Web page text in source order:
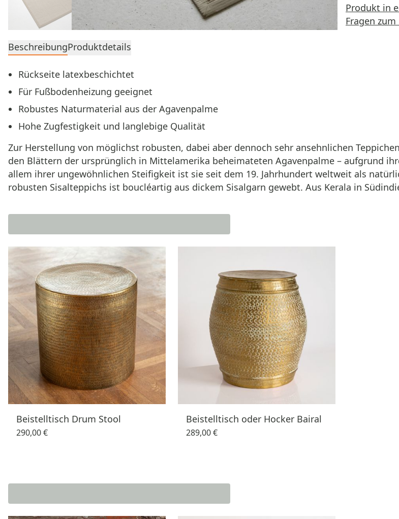
Produkt in
Fragen
BeschreibungProduktdetails
Rückseite latexbeschichtet
Für Fußbodenheizung geeignet
Robustes Naturmaterial aus der Agavenpalme
Hohe Zugfestigkeit und langlebige Qualität
Zur Herstellung von möglichst robusten, dabei aber dennoch sehr ansehnlichen
den Blättern der ursprünglich in Mittelamerika beheimateten Agavenpalme – aufgrund
allem ihrer ungewöhnlichen Steifigkeit ist sie seit dem 19. Jahrhundert weltweit als
robusten Sisalteppichs ist boucléartig aus dickem Sisalgarn gewebt. Aus Kerala in
Beistelltisch Drum Stool
290,00 €
Beistelltisch oder Hocker Bairal
289,00 €